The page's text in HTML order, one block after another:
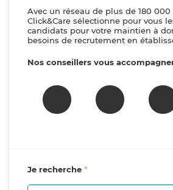
Avec un réseau de plus de 180
Click&Care sélectionne pour vous
candidats pour votre maintien à
besoins de recrutement en
Nos conseillers vous
Je recherche